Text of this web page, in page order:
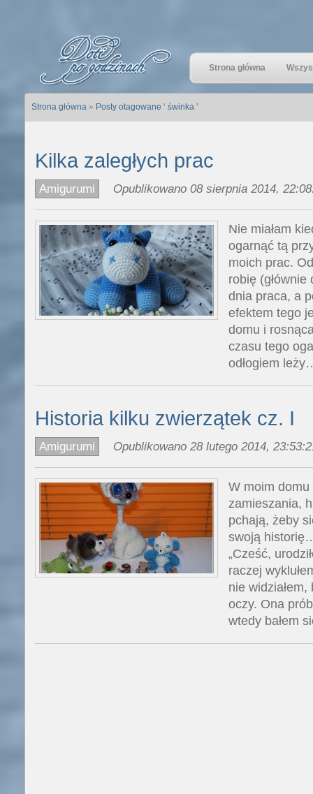
Strona główna
Strona główna» Posty otagowane ‘ świnka ’
Kilka zaległych prac
Amigurumi Opublikowano 08 sierpnia 2014,
Nie miałam
ogarnąć tą
moich prac.
robię
dnia praca, a
efektem tego
domu i
czasu tego
odłogiem
Historia kilku zwierzątek cz. I
Amigurumi Opublikowano 28 lutego 2014,
W moim domu
zamieszania,
pchają, żeby
swoją
„Cześć,
raczej
nie widziałem,
oczy. Ona
wtedy bałem